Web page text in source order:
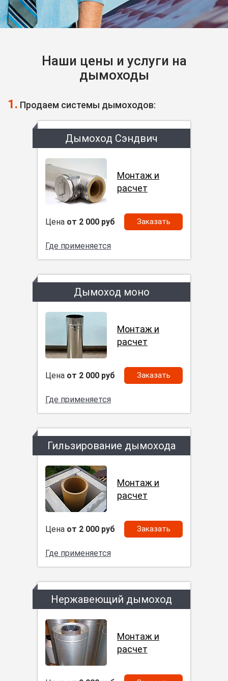
Наши цены и услуги на
дымоходы
1. Продаем системы дымоходов:
Дымоход Сэндвич
Монтаж и
расчет
Цена от 2 000 руб Заказать
Где применяется
Дымоход моно
Монтаж и
расчет
Цена от 2 000 руб Заказать
Где применяется
Гильзирование дымохода
Монтаж и
расчет
Цена от 2 000 руб Заказать
Где применяется
Нержавеющий дымоход
Монтаж и
расчет